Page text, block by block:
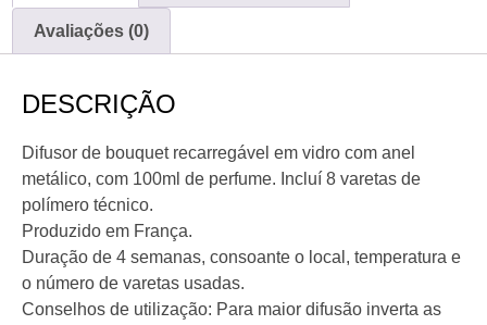
Avaliações (0)
DESCRIÇÃO
Difusor de bouquet recarregável em vidro com anel
metálico, com 100ml de perfume. Incluí 8 varetas de
polímero técnico.
Produzido em França.
Duração de 4 semanas, consoante o local, temperatura e
o número de varetas usadas.
Conselhos de utilização: Para maior difusão inverta as